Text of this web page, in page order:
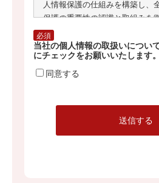
人情報保護の仕組みを構築し、
保護の重要性の認識と取組みを
り、個人情報の保護を推進致し
個人情報の管理
当社は、お客様の個人情報を正
必要な措置を講じ、安全対策を
必須
当社の個人情報の取扱いについ
にチェックをお願いいたします。
同意する
送信する